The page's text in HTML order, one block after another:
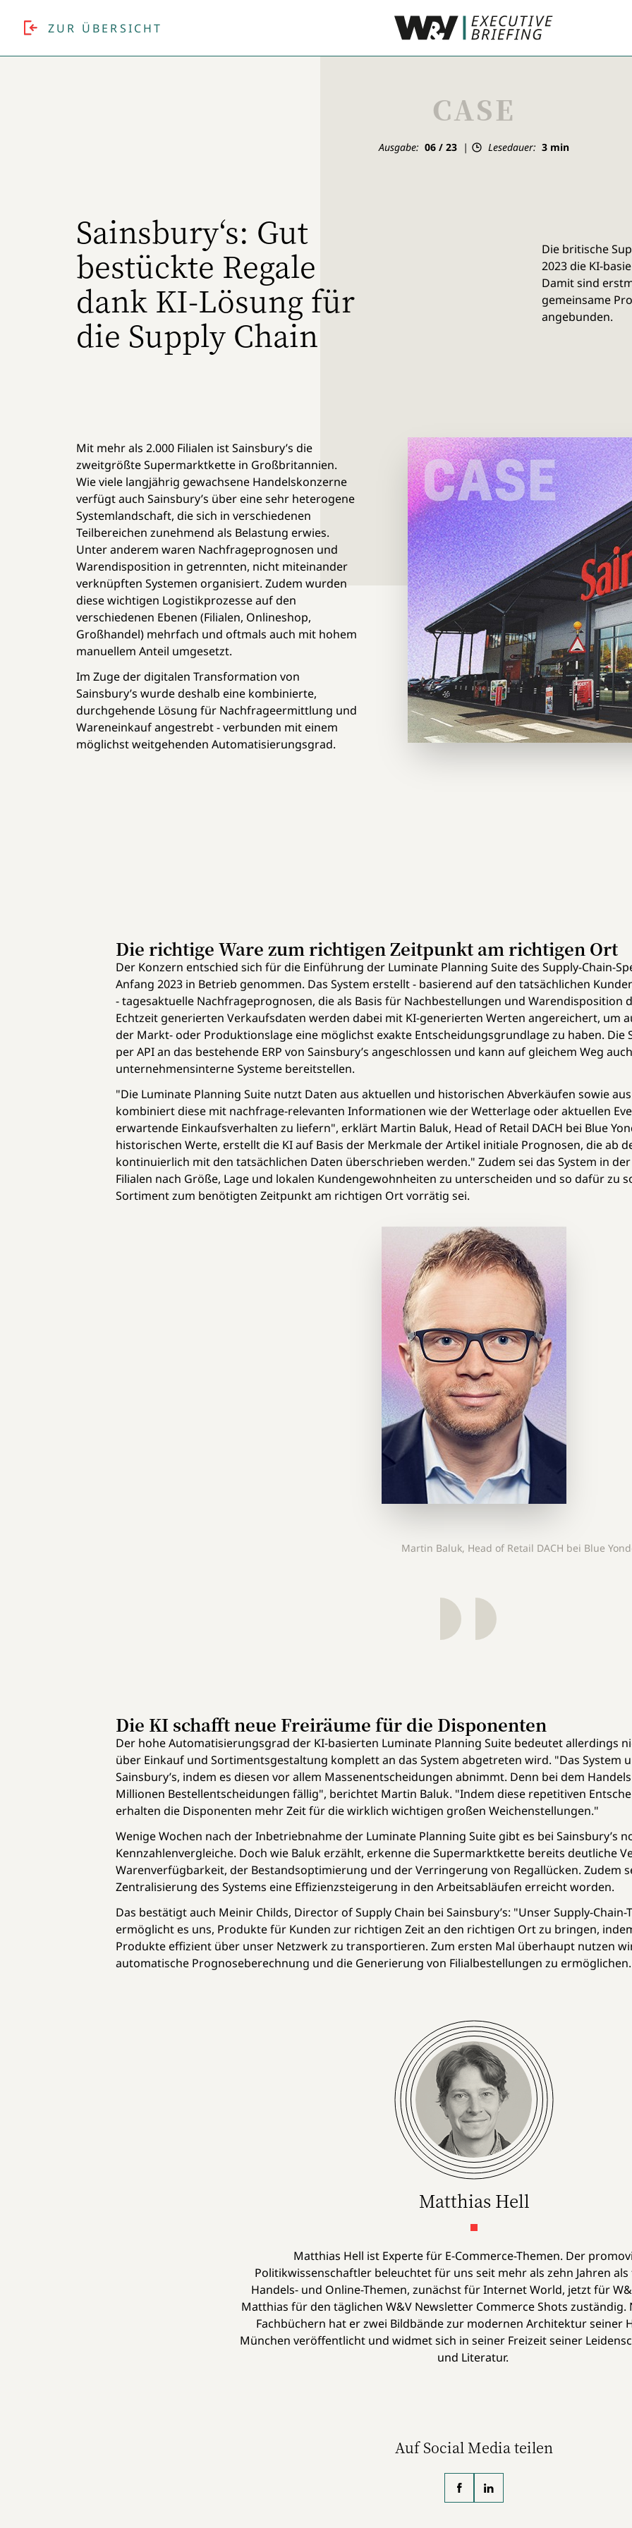
ZUR ÜBERSICHT
CASE
Ausgabe: 06 / 23 Lesedauer: 3 min
Sainsbury‘s: Gut
bestückte Regale
dank KI-Lösung für
die Supply Chain
Die britische
2023 die KI-
Damit sind
gemeinsame
angebunden.
Mit mehr als 2.000 Filialen ist Sainsbury’s die
zweitgrößte Supermarktkette in Großbritannien.
Wie viele langjährig gewachsene Handelskonzerne
verfügt auch Sainsbury’s über eine sehr heterogene
Systemlandschaft, die sich in verschiedenen
Teilbereichen zunehmend als Belastung erwies.
Unter anderem waren Nachfrageprognosen und
Warendisposition in getrennten, nicht miteinander
verknüpften Systemen organisiert. Zudem wurden
diese wichtigen Logistikprozesse auf den
verschiedenen Ebenen (Filialen, Onlineshop,
Großhandel) mehrfach und oftmals auch mit hohem
manuellem Anteil umgesetzt.
Im Zuge der digitalen Transformation von
Sainsbury’s wurde deshalb eine kombinierte,
durchgehende Lösung für Nachfrageermittlung und
Wareneinkauf angestrebt - verbunden mit einem
möglichst weitgehenden Automatisierungsgrad.
Die richtige Ware zum richtigen Zeitpunkt am richtigen Ort
Der Konzern entschied sich für die Einführung der Luminate Planning Suite des Supply-Chain-
Anfang 2023 in Betrieb genommen. Das System erstellt - basierend auf den tatsächlichen
- tagesaktuelle Nachfrageprognosen, die als Basis für Nachbestellungen und Warendisposition
Echtzeit generierten Verkaufsdaten werden dabei mit KI-generierten Werten angereichert, um
der Markt- oder Produktionslage eine möglichst exakte Entscheidungsgrundlage zu haben. Die
per API an das bestehende ERP von Sainsbury’s angeschlossen und kann auf gleichem Weg
unternehmensinterne Systeme bereitstellen.
"Die Luminate Planning Suite nutzt Daten aus aktuellen und historischen Abverkäufen sowie
kombiniert diese mit nachfrage-relevanten Informationen wie der Wetterlage oder aktuellen
erwartende Einkaufsverhalten zu liefern", erklärt Martin Baluk, Head of Retail DACH bei Blue
historischen Werte, erstellt die KI auf Basis der Merkmale der Artikel initiale Prognosen, die ab
kontinuierlich mit den tatsächlichen Daten überschrieben werden." Zudem sei das System in der
Filialen nach Größe, Lage und lokalen Kundengewohnheiten zu unterscheiden und so dafür zu
Sortiment zum benötigten Zeitpunkt am richtigen Ort vorrätig sei.
Martin Baluk, Head of Retail DACH bei Blue
Die KI schafft neue Freiräume für die Disponenten
Der hohe Automatisierungsgrad der KI-basierten Luminate Planning Suite bedeutet allerdings
über Einkauf und Sortimentsgestaltung komplett an das System abgetreten wird. "Das System
Sainsbury’s, indem es diesen vor allem Massenentscheidungen abnimmt. Denn bei dem
Millionen Bestellentscheidungen fällig", berichtet Martin Baluk. "Indem diese repetitiven
erhalten die Disponenten mehr Zeit für die wirklich wichtigen großen Weichenstellungen."
Wenige Wochen nach der Inbetriebnahme der Luminate Planning Suite gibt es bei Sainsbury’s
Kennzahlenvergleiche. Doch wie Baluk erzählt, erkenne die Supermarktkette bereits deutliche
Warenverfügbarkeit, der Bestandsoptimierung und der Verringerung von Regallücken. Zudem
Zentralisierung des Systems eine Effizienzsteigerung in den Arbeitsabläufen erreicht worden.
Das bestätigt auch Meinir Childs, Director of Supply Chain bei Sainsbury’s: "Unser Supply-
ermöglicht es uns, Produkte für Kunden zur richtigen Zeit an den richtigen Ort zu bringen,
Produkte effizient über unser Netzwerk zu transportieren. Zum ersten Mal überhaupt nutzen
automatische Prognoseberechnung und die Generierung von Filialbestellungen zu
Matthias Hell
Matthias Hell ist Experte für E-Commerce-Themen. Der
Politikwissenschaftler beleuchtet für uns seit mehr als zehn Jahren
Handels- und Online-Themen, zunächst für Internet World, jetzt für
Matthias für den täglichen W&V Newsletter Commerce Shots zuständig.
Fachbüchern hat er zwei Bildbände zur modernen Architektur seiner
München veröffentlicht und widmet sich in seiner Freizeit seiner
und Literatur.
Auf Social Media teilen